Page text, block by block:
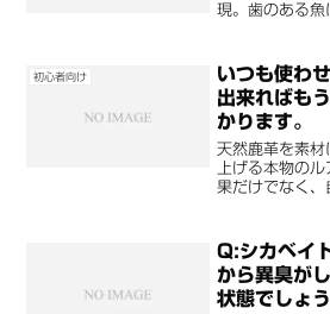
現。歯のある魚
久素材で、安
初心者向け
いつも使わ
出来ればも
かります。
天然鹿革を素材
上げる本物の
果だけでなく、
Q:シカベイ
から異臭が
状態でしょう